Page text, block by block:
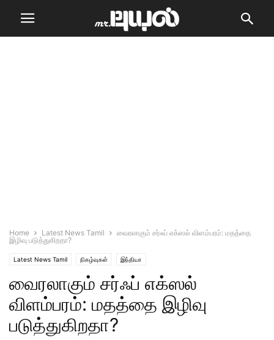
Home Latest News Tamil
வைரலாகும் சர்ஃப் எக்ஸல் விளம்பரம்: மதத்தை
இழிவு படுத்துகிறதா?
Latest News Tamil நிகழ்வுகள் இந்தியா
வைரலாகும் சர்ஃப் எக்ஸல்
விளம்பரம்: மதத்தை இழிவு
படுத்துகிறதா?